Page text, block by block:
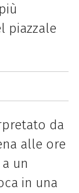
piazzale
da
alle ore
un
in una